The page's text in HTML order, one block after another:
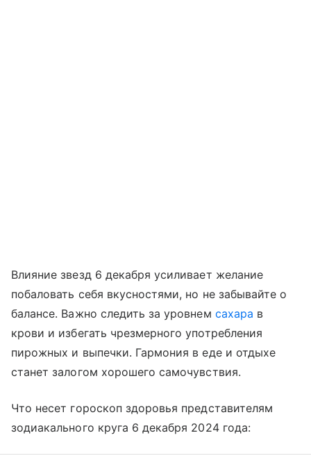
Влияние звезд 6 декабря усиливает желание
побаловать себя вкусностями, но не забывайте о
балансе. Важно следить за уровнем сахара в
крови и избегать чрезмерного употребления
пирожных и выпечки. Гармония в еде и отдыхе
станет залогом хорошего самочувствия.
Что несет гороскоп здоровья представителям
зодиакального круга 6 декабря 2024 года: